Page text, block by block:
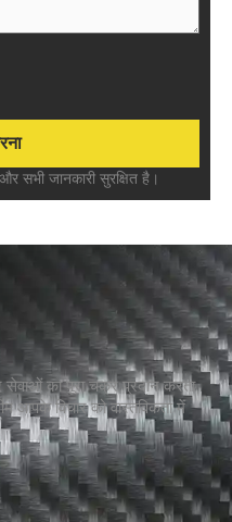
सभी जानकारी सुरक्षित है।
सेवाओं का पूरा चक्र प्रदान करता
आपके विचार को वास्तविकता में